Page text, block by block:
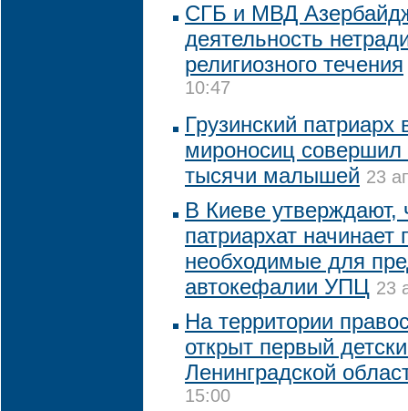
СГБ и МВД
деятельность
религиозного течения
10:47
Грузинский
мироносиц
тысячи малышей 23
В Киеве утверждают,
патриархат начинает
необходимые для
автокефалии УПЦ 23
На территории
открыт первый
Ленинградской
15:00